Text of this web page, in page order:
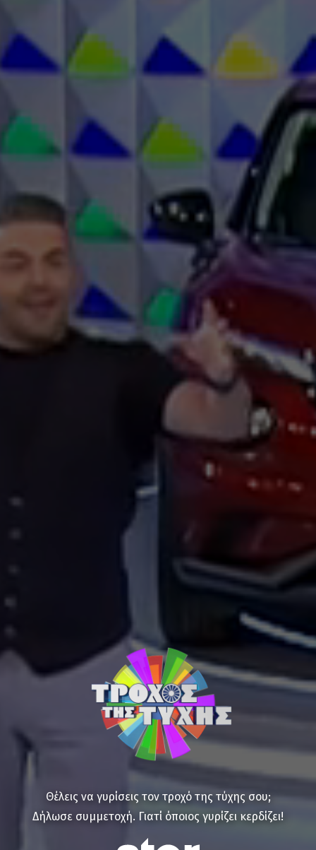
Θέλεις να γυρίσεις τον τροχό της τύχης σου;
Δήλωσε συμμετοχή. Γιατί όποιος γυρίζει κερδίζει!